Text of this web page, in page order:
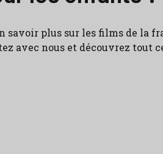
plus sur les films de la
avec nous et découvrez tout